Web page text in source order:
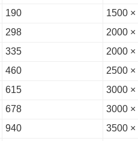
190
298
335
460
615
678
940